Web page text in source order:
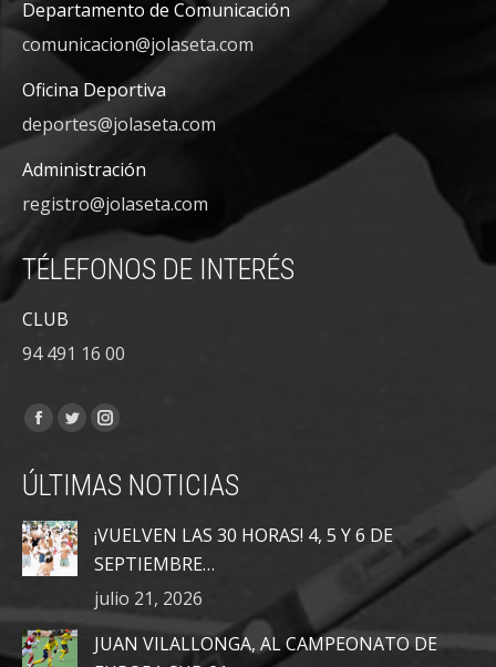
Departamento de Comunicación
comunicacion@jolaseta.com
Oficina Deportiva
deportes@jolaseta.com
Administración
registro@jolaseta.com
TÉLEFONOS DE INTERÉS
CLUB
94 491 16 00
Encuéntranos en:
Facebook
opens
in
new
window
Twitter
opens
in
new
window
Instagram
opens
new
window
ÚLTIMAS NOTICIAS
¡VUELVEN LAS 30 HORAS! 4, 5 Y 6 DE
SEPTIEMBRE…
julio 21, 2026
JUAN VILALLONGA, AL CAMPEONATO DE